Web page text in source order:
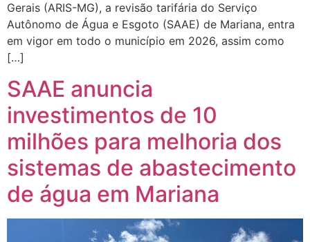
Gerais (ARIS-MG), a revisão tarifária do Serviço
Autônomo de Água e Esgoto (SAAE) de Mariana, entra
em vigor em todo o município em 2026, assim como
[…]
SAAE anuncia
investimentos de 10
milhões para melhoria dos
sistemas de abastecimento
de água em Mariana